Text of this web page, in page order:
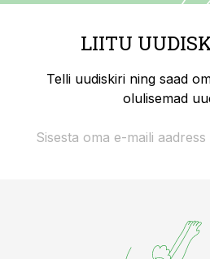
LIITU
Telli uudiskiri ning saad
olulisemad